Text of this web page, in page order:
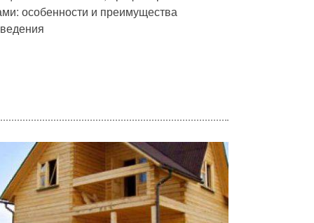
особенности и преимущества